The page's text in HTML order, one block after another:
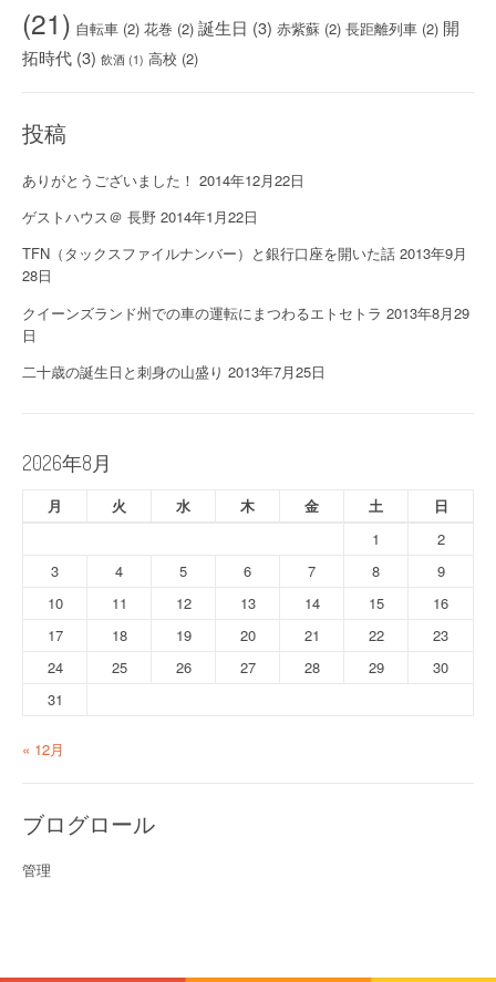
(21) 自転車 (2) 花巻 (2) 誕生日 (3) 赤紫蘇 (2) 長距離列車 (2) 開
拓時代 (3) 飲酒 (1) 高校 (2)
投稿
ありがとうございました！ 2014年12月22日
ゲストハウス＠ 長野 2014年1月22日
TFN（タックスファイルナンバー）と銀行口座を開いた話 2013年9月
28日
クイーンズランド州での車の運転にまつわるエトセトラ 2013年8月29
日
二十歳の誕生日と刺身の山盛り 2013年7月25日
2026年8月
月 火 水 木 金 土
日
1
2
3
4 5 6 7 8
9
10
11 12 13 14 15
16
17
18 19 20 21 22
23
24
25 26 27 28 29
30
31
« 12月
ブログロール
管理